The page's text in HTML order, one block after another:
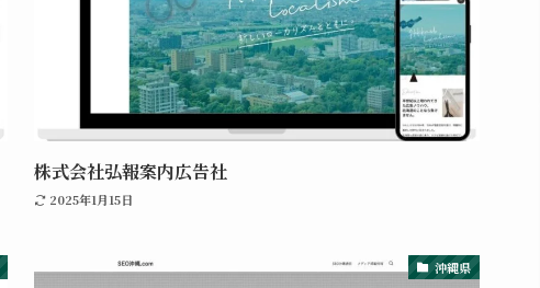
株式会社弘報案内広告社
2025年1月15日
沖縄県